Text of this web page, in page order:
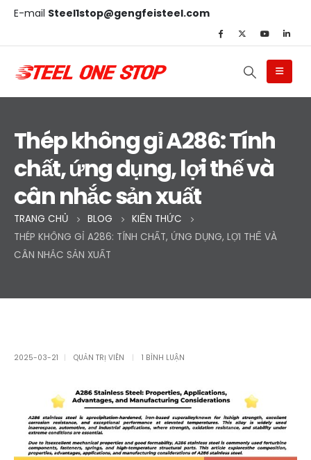
E-mail Steel1stop@gengfeisteel.com
Thép không gỉ A286: Tính
chất, ứng dụng, lợi thế và
cân nhắc sản xuất
TRANG CHỦ BLOG
KIẾN THỨC
THÉP KHÔNG GỈ A286: TÍNH CHẤT, ỨNG DỤNG, LỢI THẾ VÀ
CÂN NHẮC SẢN XUẤT
2025-03-21 QUẢN TRỊ VIÊN 1 BÌNH LUẬN